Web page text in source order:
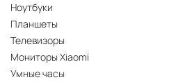
Ноутбуки
Планшеты
Телевизоры
Мониторы Xiaomi
Умные часы